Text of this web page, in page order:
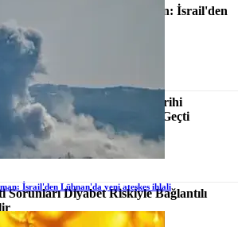
Alçak Uçuş Ve Bombardıman: İsrail'den
Yeni Ateşkes Ihlali
Ve Gazilere Müjde: Tarihi
Meclis Komisyonundan Geçti
Sorunları Diyabet Riskiyle Bağlantılı
İsrail'den Lübnan'da yeni ateşkes ihlali